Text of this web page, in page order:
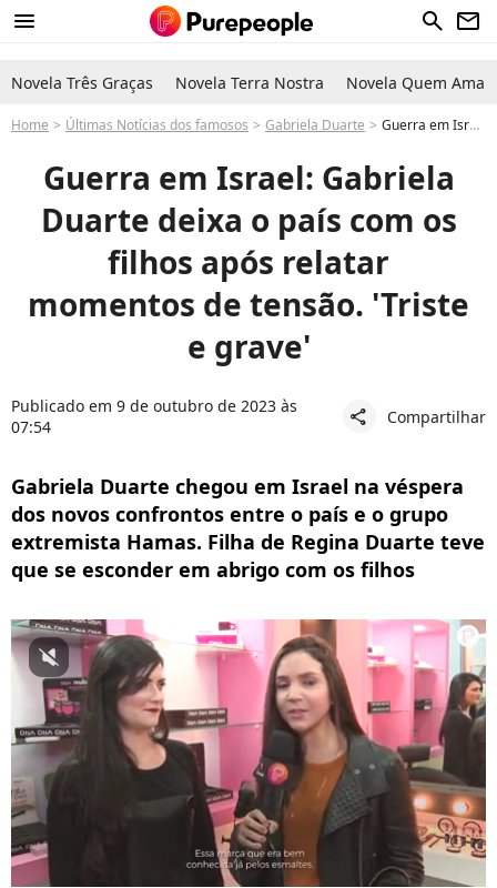
menu search newsletter
Novela Três Graças Novela Terra Nostra Novela Quem Ama
Home Últimas Notícias dos famosos Gabriela Duarte Guerra em Israel faz Gabriela Duarte viver momento tenso e se esconder em abrigo com os filhos. Atriz atualiza situação ao deixar o país
Guerra em Israel: Gabriela
Duarte deixa o país com os
filhos após relatar
momentos de tensão. 'Triste
e grave'
Publicado em 9 de outubro de 2023 às
07:54
share Compartilhar
Gabriela Duarte chegou em Israel na véspera
dos novos confrontos entre o país e o grupo
extremista Hamas. Filha de Regina Duarte teve
que se esconder em abrigo com os filhos